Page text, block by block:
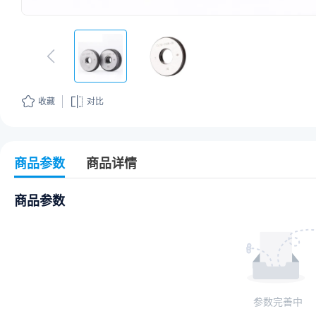
收藏 对比
商品参数 商品详情
商品参数
参数完善中